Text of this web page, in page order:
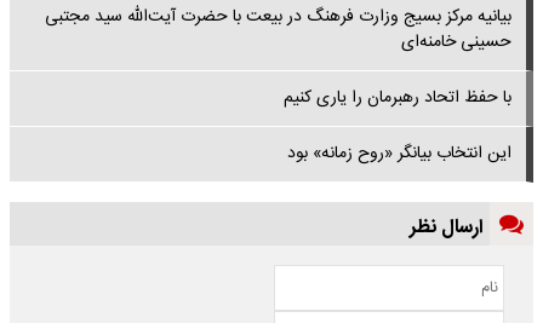
بیانیه مرکز بسیج وزارت فرهنگ در بیعت با حضرت آیت‌الله سید مجتبی
حسینی خامنه‌ای
با حفظ اتحاد رهبرمان را یاری کنیم
این انتخاب بیانگر «روح زمانه» بود
ارسال نظر